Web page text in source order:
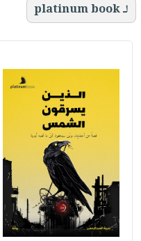
لـ platinum book